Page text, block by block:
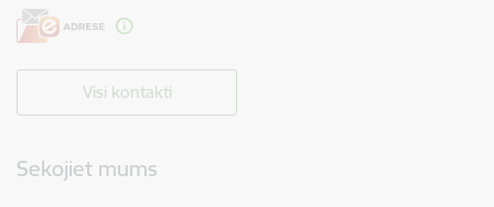
Visi kontakti
Sekojiet mums